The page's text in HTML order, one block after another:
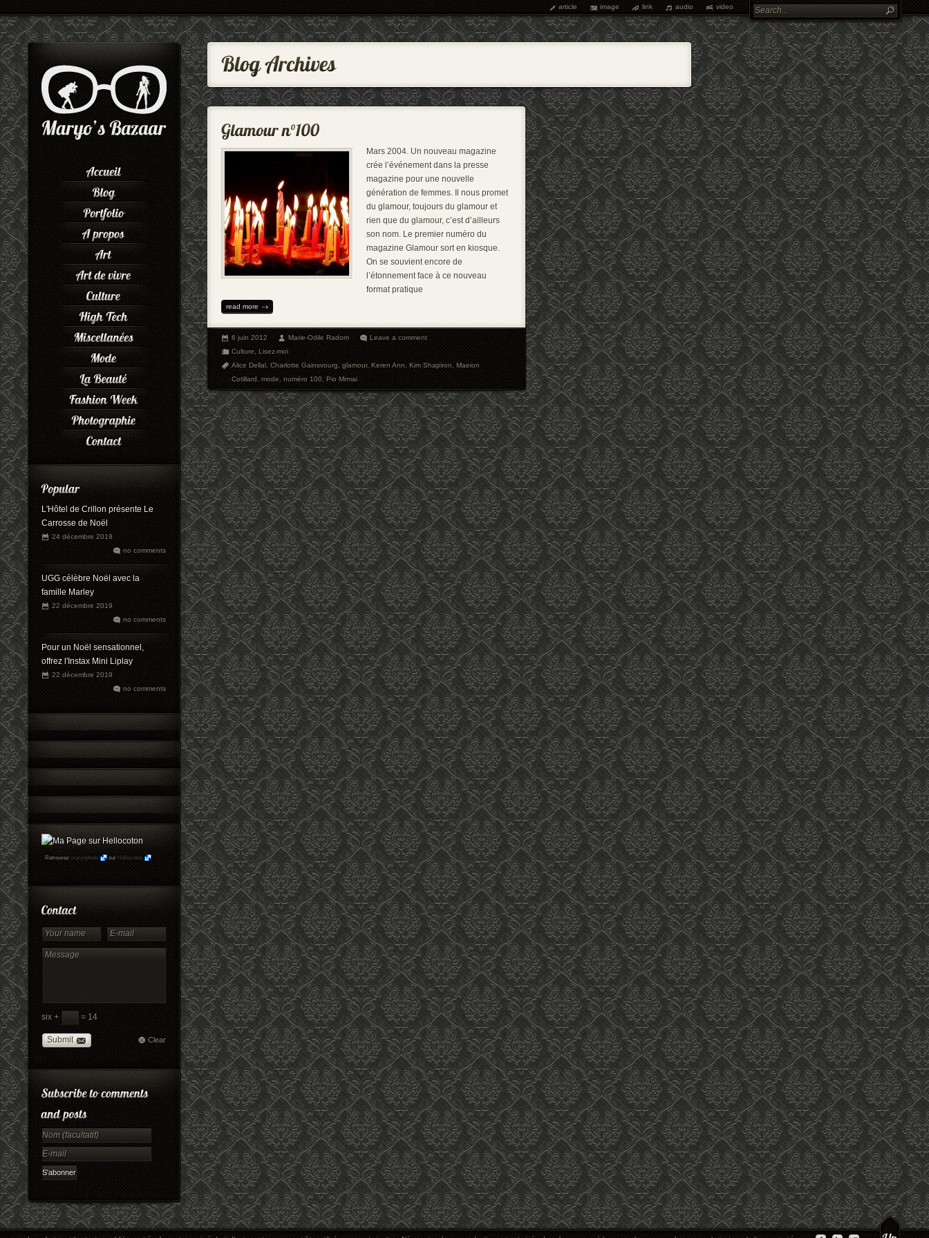
article image link audio video
L'Hôtel de Crillon présente Le
Carrosse de Noël
24 décembre 2019
no comments
UGG célèbre Noël avec la
famille Marley
22 décembre 2019
no comments
Pour un Noël sensationnel,
offrez l'Instax Mini Liplay
22 décembre 2019
no comments
Retrouvez maryophoto sur Hellocoton
six + = 14
Submit Clear
Mars 2004. Un nouveau magazine
crée l’événement dans la presse
magazine pour une nouvelle
génération de femmes. Il nous promet
du glamour, toujours du glamour et
rien que du glamour, c’est d’ailleurs
son nom. Le premier numéro du
magazine Glamour sort en kiosque.
On se souvient encore de
l’étonnement face à ce nouveau
format pratique
read more
6 juin 2012 Marie-Odile Radom
Leave a comment
Culture,Lisez-moi
Alice Dellal,Charlotte Gainsvourg,glamour,Keren Ann,Kim Shapiron,Maeion
Cotillard,mode,numéro 100,Pio Mrmai